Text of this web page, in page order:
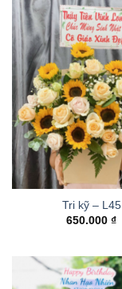
Tri kỹ – L45
650.000 ₫